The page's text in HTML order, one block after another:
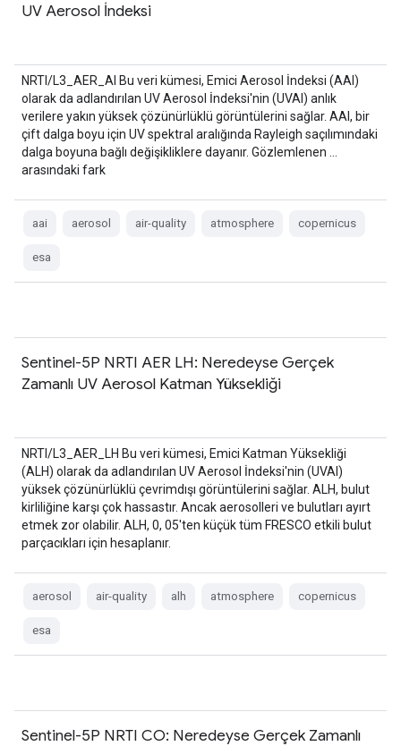
UV Aerosol İndeksi
NRTI/L3_AER_AI Bu veri kümesi, Emici Aerosol İndeksi (AAI)
olarak da adlandırılan UV Aerosol İndeksi'nin (UVAI) anlık
verilere yakın yüksek çözünürlüklü görüntülerini sağlar. AAI, bir
çift dalga boyu için UV spektral aralığında Rayleigh saçılımındaki
dalga boyuna bağlı değişikliklere dayanır. Gözlemlenen …
arasındaki fark
aai aerosol air-quality atmosphere copernicus
esa
Sentinel-5P NRTI AER LH: Neredeyse Gerçek
Zamanlı UV Aerosol Katman Yüksekliği
NRTI/L3_AER_LH Bu veri kümesi, Emici Katman Yüksekliği
(ALH) olarak da adlandırılan UV Aerosol İndeksi'nin (UVAI)
yüksek çözünürlüklü çevrimdışı görüntülerini sağlar. ALH, bulut
kirliliğine karşı çok hassastır. Ancak aerosolleri ve bulutları ayırt
etmek zor olabilir. ALH, 0, 05'ten küçük tüm FRESCO etkili bulut
parçacıkları için hesaplanır.
aerosol air-quality alh atmosphere copernicus
esa
Sentinel-5P NRTI CO: Neredeyse Gerçek Zamanlı